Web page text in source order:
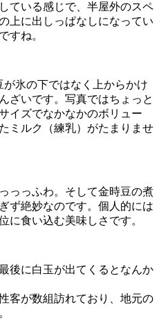
ている感じで、半屋外のスペ
上に出しっぱなしになってい
すね。
が氷の下ではなく上からかけ
ざいです。写真ではちょっと
イズでなかなかのボリュー
ミルク（練乳）がたまりませ
っっふわ。そして金時豆の煮
ず絶妙なのです。個人的には
に食い込む美味しさです。
後に白玉が出てくるとなんか
客が数組訪れており、地元の